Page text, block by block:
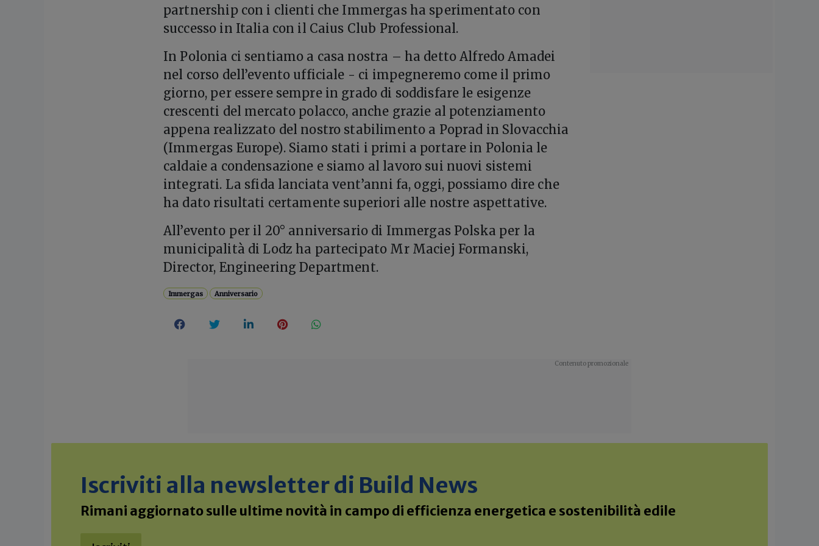
partnership con i clienti che Immergas ha sperimentato con
successo in Italia con il Caius Club Professional.
In Polonia ci sentiamo a casa nostra – ha detto Alfredo Amadei
nel corso dell’evento ufficiale - ci impegneremo come il primo
giorno, per essere sempre in grado di soddisfare le esigenze
crescenti del mercato polacco, anche grazie al potenziamento
appena realizzato del nostro stabilimento a Poprad in Slovacchia
(Immergas Europe). Siamo stati i primi a portare in Polonia le
caldaie a condensazione e siamo al lavoro sui nuovi sistemi
integrati. La sfida lanciata vent’anni fa, oggi, possiamo dire che
ha dato risultati certamente superiori alle nostre aspettative.
All’evento per il 20° anniversario di Immergas Polska per la
municipalità di Lodz ha partecipato Mr Maciej Formanski,
Director, Engineering Department.
Immergas Anniversario
Iscriviti alla newsletter di Build News
Rimani aggiornato sulle ultime novità in campo di efficienza energetica e sostenibilità edile